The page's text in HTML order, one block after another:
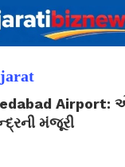
Airport:
મંજૂરી